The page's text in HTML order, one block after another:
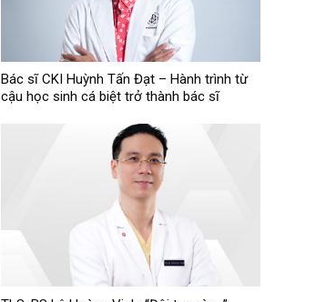
Bác sĩ CKI Huỳnh Tấn Đạt – Hành trình từ
cậu học sinh cá biệt trở thành bác sĩ